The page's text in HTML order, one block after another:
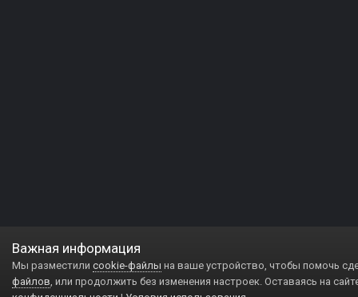
Важная информация
Мы разместили cookie-файлы на ваше устройство, чтобы помочь
файлов, или продолжить без изменения настроек. Оставаясь на